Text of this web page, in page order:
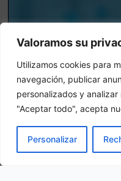
Valoramos su
Utilizamos cookies para
navegación, publicar
personalizados y
"Aceptar todo", acepta
Personalizar
In una camera tripla, 3